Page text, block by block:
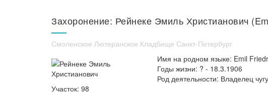
Захоронение: Рейнеке Эмиль Христианович
Смоленское Лютеранское Кладбище Санкт-Петербург
Имя на родном языке: Emil
Годы жизни: ? - 18.3.1906
Род деятельности: Владелец
Участок: 98